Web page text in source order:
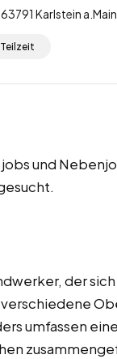
63791 Karlstein
Teilzeit
und
der
umfassen